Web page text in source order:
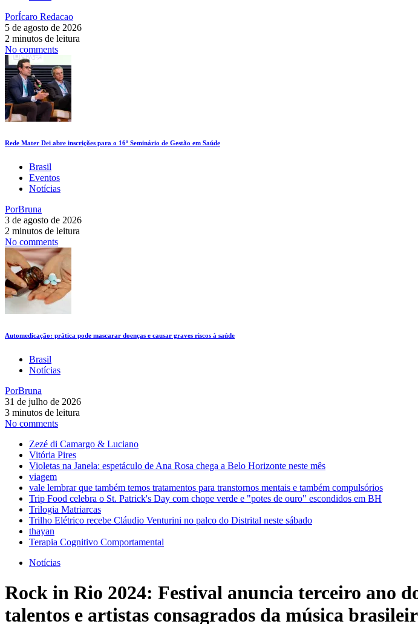
PorÍcaro Redacao
5 de agosto de 2026
2 minutos de leitura
No comments
Rede Mater Dei abre inscrições para o 16º Seminário de Gestão em Saúde
Brasil
Eventos
Notícias
PorBruna
3 de agosto de 2026
2 minutos de leitura
No comments
Automedicação: prática pode mascarar doenças e causar graves riscos à saúde
Brasil
Notícias
PorBruna
31 de julho de 2026
3 minutos de leitura
No comments
Zezé di Camargo & Luciano
Vitória Pires
Violetas na Janela: espetáculo de Ana Rosa chega a Belo Horizonte neste mês
viagem
vale lembrar que também temos tratamentos para transtornos mentais e também compulsórios
Trip Food celebra o St. Patrick's Day com chope verde e "potes de ouro" escondidos em BH
Trilogia Matriarcas
Trilho Elétrico recebe Cláudio Venturini no palco do Distrital neste sábado
thayan
Terapia Cognitivo Comportamental
Notícias
Rock in Rio 2024: Festival anuncia terceiro ano
talentos e artistas consagrados da música